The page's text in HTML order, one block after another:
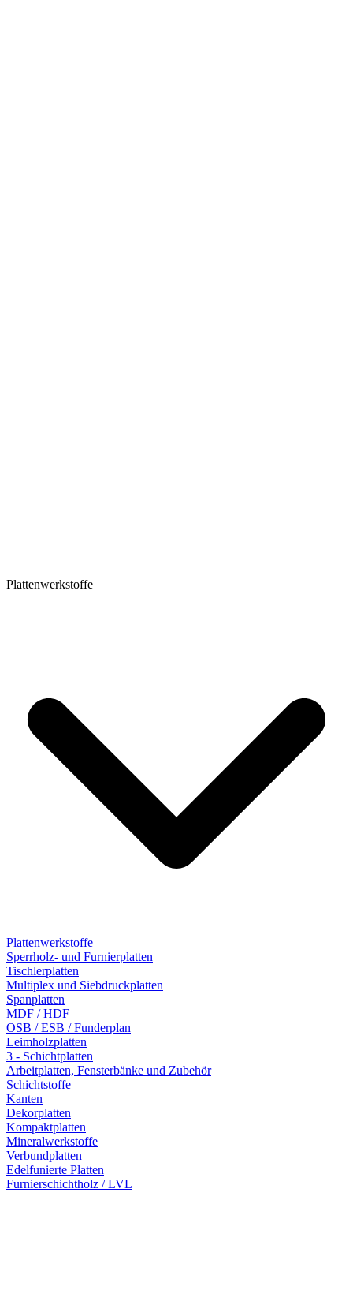
Plattenwerkstoffe
Plattenwerkstoffe
Sperrholz- und Furnierplatten
Tischlerplatten
Multiplex und Siebdruckplatten
Spanplatten
MDF / HDF
OSB / ESB / Funderplan
Leimholzplatten
3 - Schichtplatten
Arbeitplatten, Fensterbänke und Zubehör
Schichtstoffe
Kanten
Dekorplatten
Kompaktplatten
Mineralwerkstoffe
Verbundplatten
Edelfunierte Platten
Furnierschichtholz / LVL